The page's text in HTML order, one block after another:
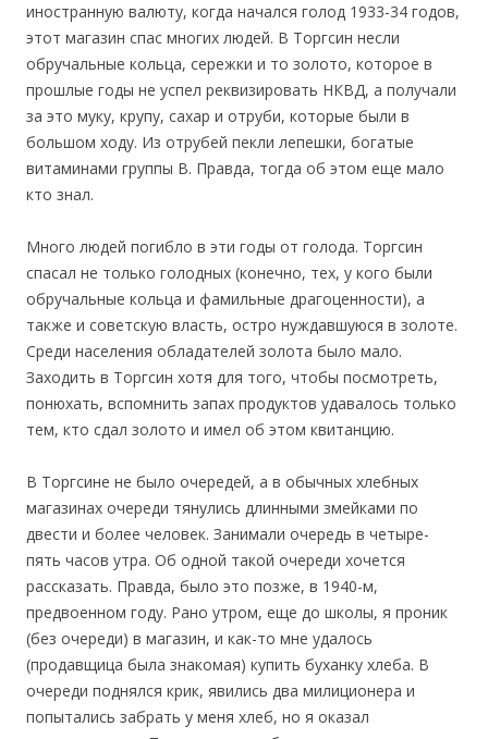
иностранную валюту, когда начался голод 1933-34 годов,
этот магазин спас многих людей. В Торгсин несли
обручальные кольца, сережки и то золото, которое в
прошлые годы не успел реквизировать НКВД, а получали
за это муку, крупу, сахар и отруби, которые были в
большом ходу. Из отрубей пекли лепешки, богатые
витаминами группы В. Правда, тогда об этом еще мало
кто знал.
Много людей погибло в эти годы от голода. Торгсин
спасал не только голодных (конечно, тех, у кого были
обручальные кольца и фамильные драгоценности), а
также и советскую власть, остро нуждавшуюся в золоте.
Среди населения обладателей золота было мало.
Заходить в Торгсин хотя для того, чтобы посмотреть,
понюхать, вспомнить запах продуктов удавалось только
тем, кто сдал золото и имел об этом квитанцию.
В Торгсине не было очередей, а в обычных хлебных
магазинах очереди тянулись длинными змейками по
двести и более человек. Занимали очередь в четыре-
пять часов утра. Об одной такой очереди хочется
рассказать. Правда, было это позже, в 1940-м,
предвоенном году. Рано утром, еще до школы, я проник
(без очереди) в магазин, и как-то мне удалось
(продавщица была знакомая) купить буханку хлеба. В
очереди поднялся крик, явились два милиционера и
попытались забрать у меня хлеб, но я оказал